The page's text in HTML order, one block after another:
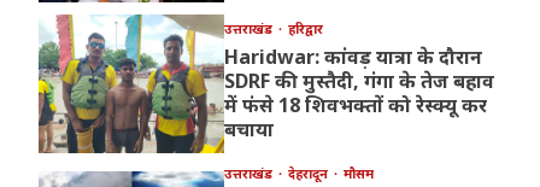
उत्तराखंड हरिद्वार
Haridwar: कांवड़ यात्रा के दौरान
SDRF की मुस्तैदी, गंगा के तेज बहाव
में फंसे 18 शिवभक्तों को रेस्क्यू कर
बचाया
उत्तराखंड देहरादून मौसम